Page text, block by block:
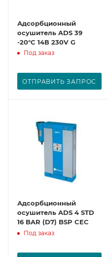
Адсорбционный
осушитель ADS 39
-20°C 14В 230V G
Под заказ
ОТПРАВИТЬ ЗАПРОС
Адсорбционный
осушитель ADS 4 STD
16 BAR (D7) BSP CEC
Под заказ